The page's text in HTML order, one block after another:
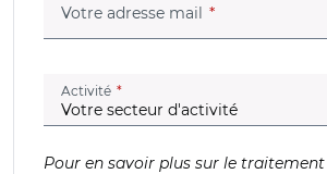
Votre adresse mail (champ
Activité (champ obligatoire)
Pour en savoir plus sur le traitement